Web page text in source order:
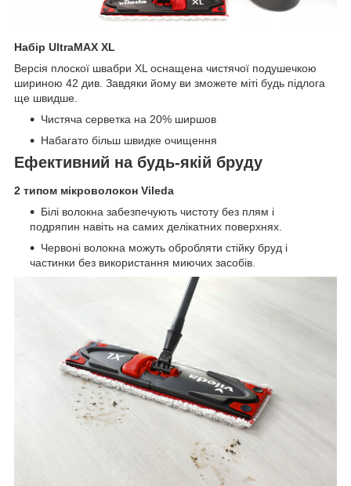
Набір UltraMAX XL
Версія плоскої швабри XL оснащена чистячої подушечкою
шириною 42 див. Завдяки йому ви зможете міті будь підлога
ще швидше.
Чистяча серветка на 20% ширшов
Набагато більш швидке очищення
Ефективний на будь-якій бруду
2 типом мікроволокон Vileda
Білі волокна забезпечують чистоту без плям і
подряпин навіть на самих делікатних поверхнях.
Червоні волокна можуть обробляти стійку бруд і
частинки без використання миючих засобів.